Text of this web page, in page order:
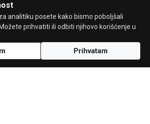
analitiku posete kako bismo poboljšali
prihvatiti ili odbiti njihovo korišćenje u
Prihvatam